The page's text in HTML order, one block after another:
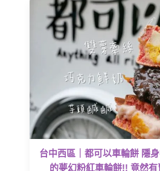
台中西區｜都可以車輪餅 隱
的夢幻粉紅車輪餅!! 竟然